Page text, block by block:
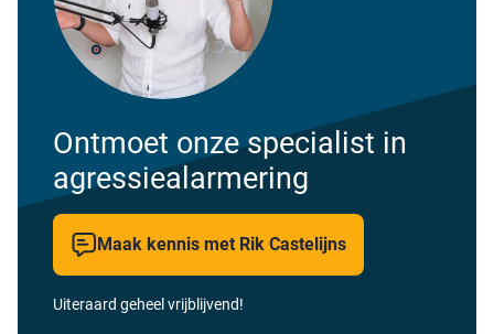
Ontmoet onze specialist in
agressiealarmering
Maak kennis met Rik Castelijns
Uiteraard geheel vrijblijvend!